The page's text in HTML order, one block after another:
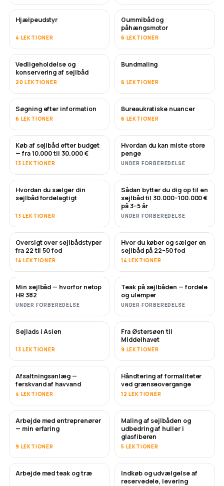
Hjælpeudstyr
4 LEKTIONER
Gummibåd og
påhængsmotor
6 LEKTIONER
Vedligeholdelse og
konservering af sejlbåd
20 LEKTIONER
SNART
Bundmaling
6 LEKTIONER
Søgning efter information
6 LEKTIONER
Bureaukratiske nuancer
6 LEKTIONER
SNART
Køb af sejlbåd efter budget
— fra 10.000 til 30.000 €
13 LEKTIONER
SNART
Hvordan du kan miste store
penge
UNDER FORBEREDELSE
NYT
Hvordan du sælger din
sejlbåd fordelagtigt
13 LEKTIONER
NYT
Sådan bytter du dig op til en
sejlbåd til 30.000–100.000 €
på 3–5 år
UNDER FORBEREDELSE
SNART
Oversigt over sejlbådstyper
fra 22 til 50 fod
14 LEKTIONER
SNART
Hvor du køber og sælger en
sejlbåd på 22–50 fod
14 LEKTIONER
SNART
Min sejlbåd — hvorfor netop
HR 382
UNDER FORBEREDELSE
SNART
Teak på sejlbåden — fordele
og ulemper
UNDER FORBEREDELSE
SNART
Sejlads i Asien
13 LEKTIONER
SNART
Fra Østersøen til
Middelhavet
9 LEKTIONER
SNART
Afsaltningsanlæg —
ferskvand af havvand
4 LEKTIONER
Håndtering af formaliteter
ved grænseovergange
12 LEKTIONER
SNART
Arbejde med entreprenører
— min erfaring
9 LEKTIONER
SNART
Maling af sejlbåden og
udbedring af huller i
glasfiberen
5 LEKTIONER
Arbejde med teak og træ SNART
Indkøb og udvælgelse af
reservedele, levering